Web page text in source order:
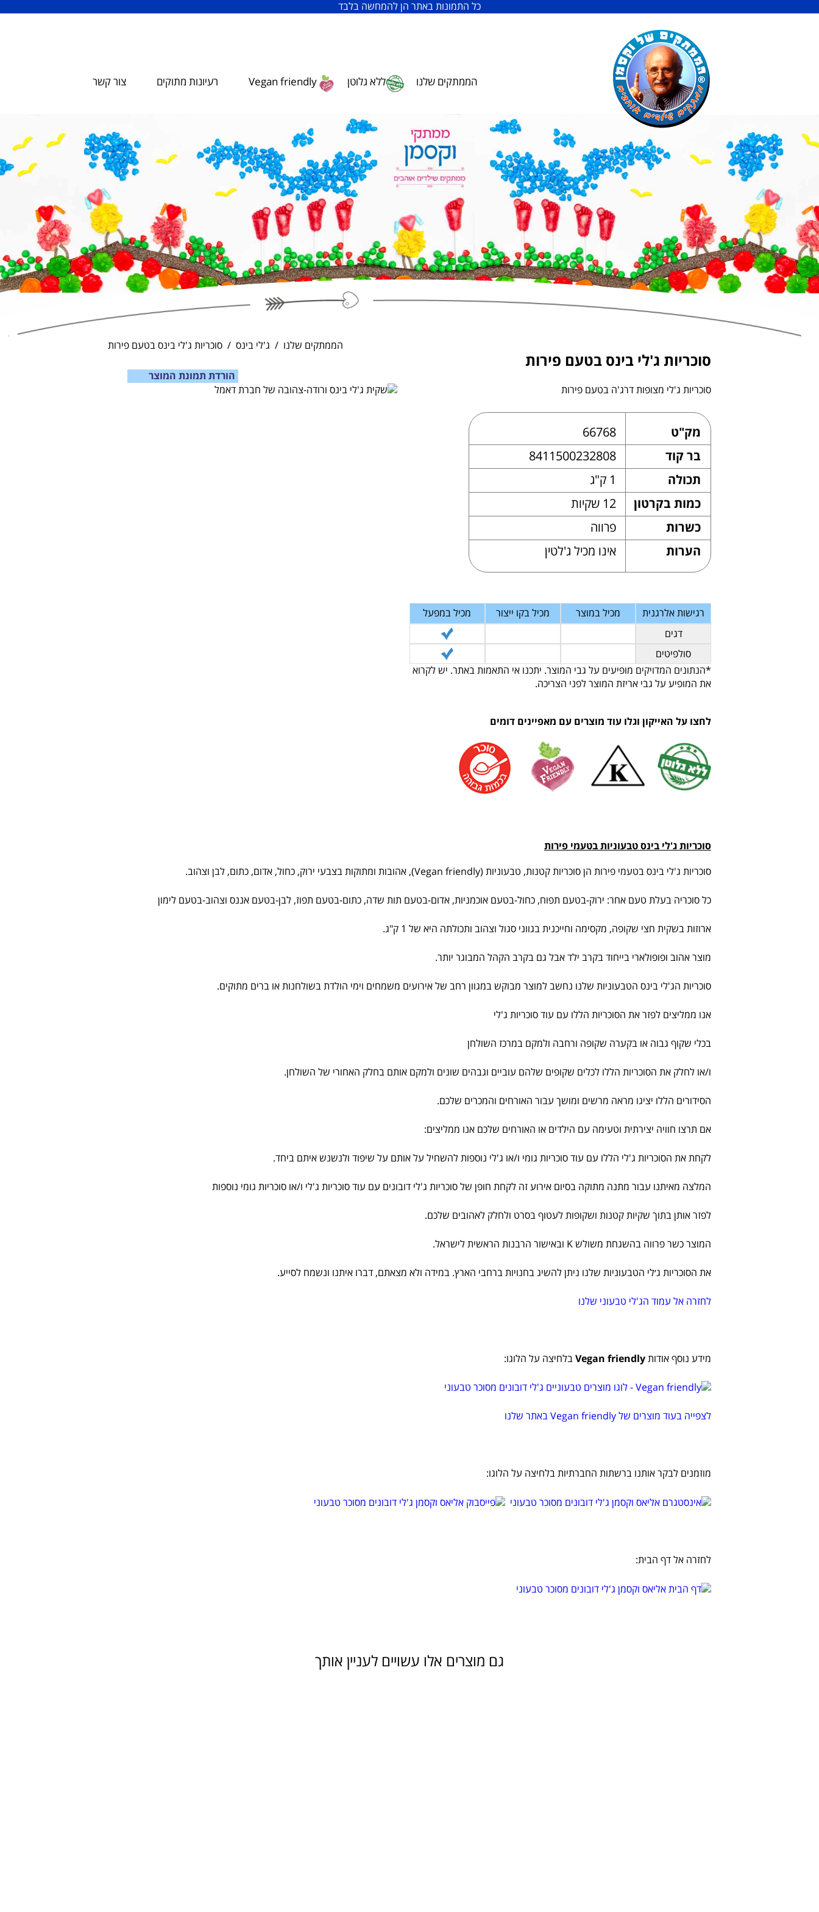
כל התמונות באתר הן להמחשה בלבד
הממתקים שלנו ללא גלוטן Vegan friendly רעיונות מתוקים צור קשר
הממתקים שלנו ג'לי בינס סוכריות ג'לי בינס בטעם פירות
סוכריות ג'לי בינס בטעם פירות
הורדת תמונת המוצר
סוכריות ג'לי מצופות דרג'ה בטעם פירות
מק"ט 66768
בר קוד 8411500232808
תכולה 1 ק"ג
כמות בקרטון 12 שקיות
כשרות פרווה
הערות אינו מכיל ג'לטין
רגישות אלרגנית מכיל במוצר מכיל בקו ייצור
מכיל במפעל
דגים
סולפיטים
*הנתונים המדויקים מופיעים על גבי המוצר. יתכנו אי התאמות באתר. יש לקרוא
את המופיע על גבי אריזת המוצר לפני הצריכה.
לחצו על האייקון וגלו עוד מוצרים עם מאפיינים דומים
סוכריות ג'לי בינס טבעוניות בטעמי פירות
סוכריות ג'לי בינס בטעמי פירות הן סוכריות קטנות, טבעוניות (Vegan friendly), אהובות ומתוקות בצבעי ירוק, כחול, אדום, כתום, לבן וצהוב.
כל סוכריה בעלת טעם אחר: ירוק-בטעם תפוח, כחול-בטעם אוכמניות, אדום-בטעם תות שדה, כתום-בטעם תפוז, לבן-בטעם אננס וצהוב-בטעם לימון
ארוזות בשקית חצי שקופה, מקסימה וחייכנית בגווני סגול וצהוב ותכולתה היא של 1 ק"ג.
מוצר אהוב ופופולארי בייחוד בקרב ילד אבל גם בקרב הקהל המבוגר יותר.
סוכריות הג'לי בינס הטבעוניות שלנו נחשב למוצר מבוקש במגוון רחב של אירועים משמחים וימי הולדת בשולחנות או ברים מתוקים.
אנו ממליצים לפזר את הסוכריות הללו עם עוד סוכריות ג'לי
בכלי שקוף גבוה או בקערה שקופה ורחבה ולמקם במרכז השולחן
ו/או לחלק את הסוכריות הללו לכלים שקופים שלהם עוביים וגבהים שונים ולמקם אותם בחלק האחורי של השולחן.
הסידורים הללו יציגו מראה מרשים ומושך עבור האורחים והמכרים שלכם.
אם תרצו חוויה יצירתית וטעימה עם הילדים או האורחים שלכם אנו ממליצים:
לקחת את הסוכריות ג'לי הללו עם עוד סוכריות גומי ו/או ג'לי נוספות להשחיל על אותם על שיפוד ולנשנש איתם ביחד.
המלצה מאיתנו עבור מתנה מתוקה בסיום אירוע זה לקחת חופן של סוכריות ג'לי דובונים עם עוד סוכריות ג'לי ו/או סוכריות גומי נוספות
לפזר אותן בתוך שקיות קטנות ושקופות לעטוף בסרט ולחלק לאהובים שלכם.
המוצר כשר פרווה בהשגחת משולש K ובאישור הרבנות הראשית לישראל.
את הסוכריות ג׳לי הטבעוניות שלנו ניתן להשיג בחנויות ברחבי הארץ. במידה ולא מצאתם, דברו איתנו ונשמח לסייע.
לחזרה אל עמוד הג'לי טבעוני שלנו
מידע נוסף אודות Vegan friendly בלחיצה על הלוגו:
לצפייה בעוד מוצרים של Vegan friendly באתר שלנו
מוזמנים לבקר אותנו ברשתות החברתיות בלחיצה על הלוגו:
לחזרה אל דף הבית:
גם מוצרים אלו עשויים לעניין אותך